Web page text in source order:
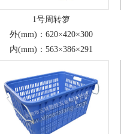
1号周转箩
外(mm)：620×420×300
内(mm)：563×386×291